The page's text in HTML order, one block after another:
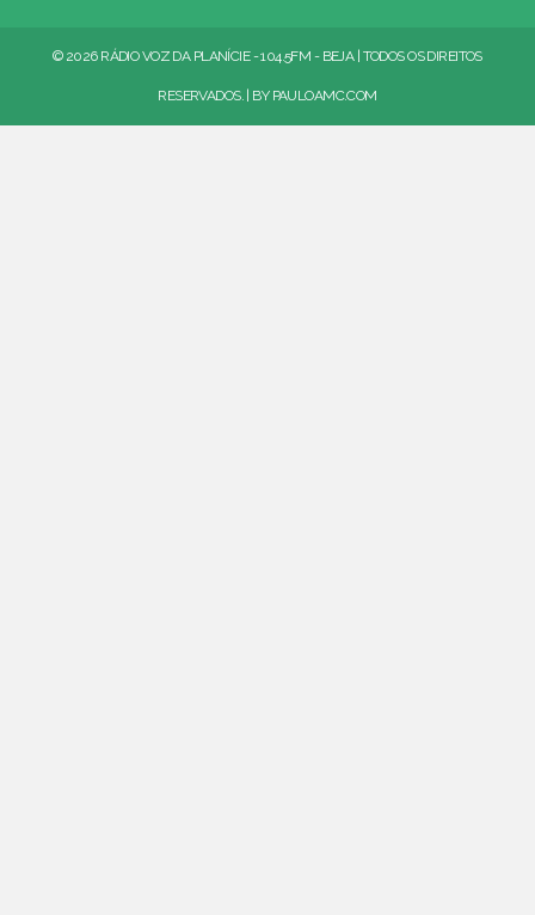
© 2026 RÁDIO VOZ DA PLANÍCIE - 104.5FM - BEJA | TODOS OS DIREITOS
RESERVADOS. | BY PAULOAMC.COM